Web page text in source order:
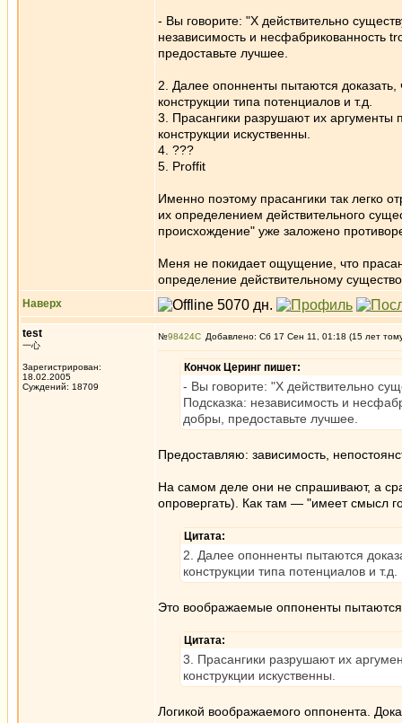
- Вы говорите: "Х действительно
независимость и несфабрикованность
предоставьте лучшее.
2. Далее опонненты пытаются
конструкции типа потенциалов и т.д.
3. Прасангики разрушают их аргументы
конструкции искуственны.
4. ???
5. Proffit
Именно поэтому прасангики так легко
их определением действительного
происхождение" уже заложено
Меня не покидает ощущение, что
определение действительному
Наверх
test
一心
Зарегистрирован:
18.02.2005
Суждений: 18709
№98424 Добавлено: Сб 17 Сен 11, 01:18 (15 лет
Кончок Церинг пишет:
- Вы говорите: "Х действительно
Подсказка: независимость и
добры, предоставьте лучшее.
Предоставляю: зависимость,
На самом деле они не спрашивают, а
опровергать). Как там — "имеет смысл
Цитата:
2. Далее опонненты пытаются
конструкции типа потенциалов и т.д.
Это воображаемые оппоненты пытаются
Цитата:
3. Прасангики разрушают их
конструкции искуственны.
Логикой воображаемого оппонента.